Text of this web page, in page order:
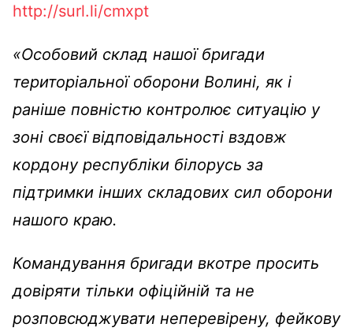
http://surl.li/cmxpt
«Особовий склад нашої бригади
територіальної оборони Волині, як і
раніше повністю контролює ситуацію у
зоні своєї відповідальності вздовж
кордону республіки білорусь за
підтримки інших складових сил оборони
нашого краю.
Командування бригади вкотре просить
довіряти тільки офіційній та не
розповсюджувати неперевірену, фейкову